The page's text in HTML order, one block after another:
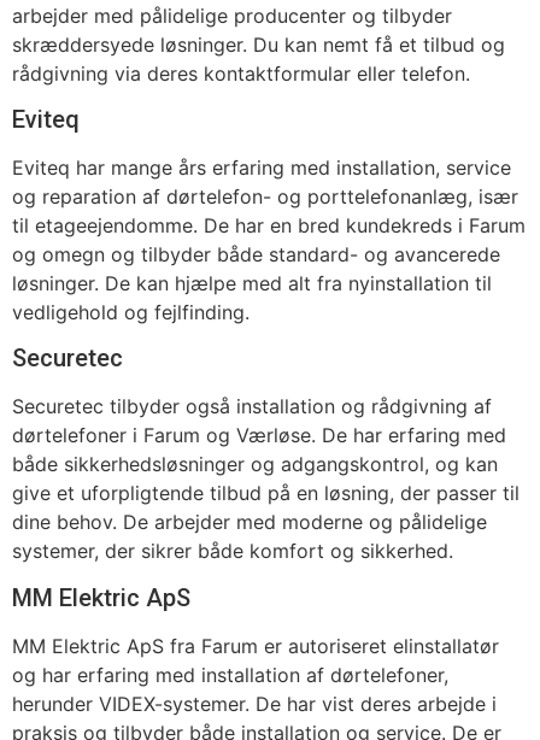
arbejder med pålidelige producenter og tilbyder
skræddersyede løsninger. Du kan nemt få et tilbud og
rådgivning via deres kontaktformular eller telefon.
Eviteq
Eviteq har mange års erfaring med installation, service
og reparation af dørtelefon- og porttelefonanlæg, især
til etageejendomme. De har en bred kundekreds i Farum
og omegn og tilbyder både standard- og avancerede
løsninger. De kan hjælpe med alt fra nyinstallation til
vedligehold og fejlfinding.
Securetec
Securetec tilbyder også installation og rådgivning af
dørtelefoner i Farum og Værløse. De har erfaring med
både sikkerhedsløsninger og adgangskontrol, og kan
give et uforpligtende tilbud på en løsning, der passer til
dine behov. De arbejder med moderne og pålidelige
systemer, der sikrer både komfort og sikkerhed.
MM Elektric ApS
MM Elektric ApS fra Farum er autoriseret elinstallatør
og har erfaring med installation af dørtelefoner,
herunder VIDEX-systemer. De har vist deres arbejde i
praksis og tilbyder både installation og service. De er